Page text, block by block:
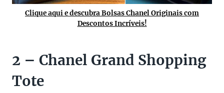
Clique aqui e descubra Bolsas Chanel Originais com
Descontos Incríveis!
2 – Chanel Grand Shopping
Tote